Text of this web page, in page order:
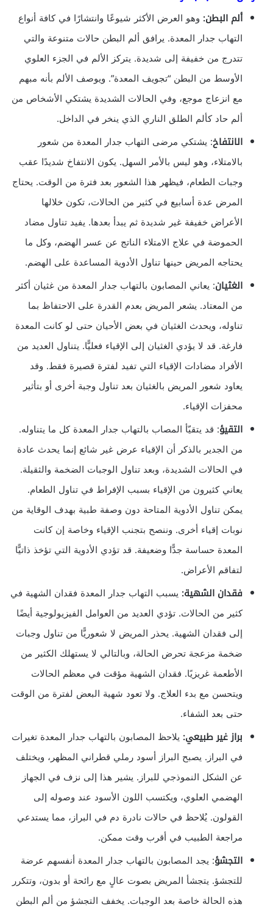
ألم البطن: وهو العرض الأكثر شيوعًا وانتشارًا في كافة أنواع
التهاب جدار المعدة. يرافق ألم البطن حالات متنوعة والتي
تتدرج من خفيفة إلى شديدة. يتركز الألم في الجزء العلوي
الأوسط من البطن “تجويف المعدة”. ويوصف الألم بأنه مبهم
مع انزعاج موجع، وفي الحالات الشديدة يشتكي الأشخاص من
ألم حاد كألم الطلق الناري الذي ينخر في الداخل.
الانتفاخ: يشتكي مرضى التهاب جدار المعدة من شعور
بالامتلاء، وهو ليس بالأمر السهل. يكون الانتفاخ شديدًا عقب
وجبات الطعام، فيظهر هذا الشعور بعد فترة من الوقت. يحتاج
المرض عدة أسابيع في كثير من الحالات، تكون خلالها
الأعراض خفيفة غير شديدة ثم يبدأ بعدها. يفيد تناول مضاد
الحموضة في علاج الامتلاء الناتج عن عسر الهضم، وكل ما
يحتاجه المريض حينها تناول الأدوية المساعدة على الهضم.
الغثيان: يعاني المصابون بالتهاب جدار المعدة من غثيان أكثر
من المعتاد. يشعر المريض بعدم القدرة على الاحتفاظ بما
تناوله، ويحدث الغثيان في بعض الأحيان حتى لو كانت المعدة
فارغة. قد لا يؤدي الغثيان إلى الإقياء فعليًّا. يتناول العديد من
الأفراد مضادات الإقياء التي تفيد لفترة قصيرة فقط. وقد
يعاود شعور المريض بالغثيان بعد تناول وجبة أخرى أو بتأثير
محفزات الإقياء.
التقيؤ: قد يتقيّأ المصاب بالتهاب جدار المعدة كل ما يتناوله.
من الجدير بالذكر أن الإقياء عرض غير شائع إنما يحدث عادة
في الحالات الشديدة، وبعد تناول الوجبات الضخمة والثقيلة.
يعاني كثيرون من الإقياء بسبب الإفراط في تناول الطعام.
يمكن تناول الأدوية المتاحة دون وصفة طبية بهدف الوقاية من
نوبات إقياء أخرى. وننصح بتجنب الإقياء وخاصة إن كانت
المعدة حساسة جدًّا وضعيفة. قد تؤدي الأدوية التي تؤخذ ذاتيًّا
لتفاقم الأعراض.
فقدان الشهية: يسبب التهاب جدار المعدة فقدان الشهية في
كثير من الحالات. تؤدي العديد من العوامل الفيزيولوجية أيضًا
إلى فقدان الشهية. يحذر المريض لا شعوريًّا من تناول وجبات
ضخمة مزعجة تحرض الحالة، وبالتالي لا يستهلك الكثير من
الأطعمة غريزيًا. فقدان الشهية مؤقت في معظم الحالات
ويتحسن مع بدء العلاج. ولا تعود شهية البعض لفترة من الوقت
حتى بعد الشفاء.
براز غير طبيعي: يلاحظ المصابون بالتهاب جدار المعدة تغيرات
في البراز. يصبح البراز أسود رملي قطراني المظهر، ويختلف
عن الشكل النموذجي للبراز. يشير هذا إلى نزف في الجهاز
الهضمي العلوي، ويكتسب اللون الأسود عند وصوله إلى
القولون. يُلاحظ في حالات نادرة دم في البراز، مما يستدعي
مراجعة الطبيب في أقرب وقت ممكن.
التجشؤ: يجد المصابون بالتهاب جدار المعدة أنفسهم عرضة
للتجشؤ. يتجشأ المريض بصوت عالٍ مع رائحة أو بدون، وتتكرر
هذه الحالة خاصة بعد الوجبات. يخفف التجشؤ من ألم البطن